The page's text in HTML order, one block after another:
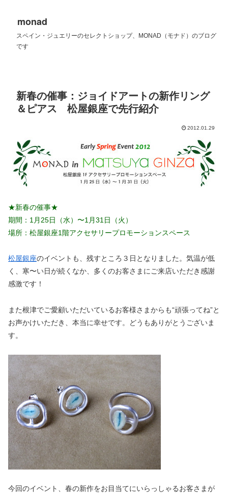
monad
スペイン・ジュエリーのセレクトショップ、MONAD（モナド）のブログ
です
新春の催事：ジョイドアートの新作リング
＆ピアス 松屋銀座で先行紹介
2012.01.29
★新春の催事★
期間：1月25日（水）〜1月31日（火）
場所：松屋銀座1階アクセサリープロモーションスペース
松屋銀座のイベントも、残すところ３日となりました。気温が低
く、寒〜い日が続くなか、多くのお客さまにご来店いただき感謝
感激です！
また根津でご愛顧いただいているお客様さまからも“頑張ってね”と
お声かけいただき、本当に幸せです。どうもありがとうございま
す。
今回のイベント、春の新作をお目当てにいらっしゃるお客さまが